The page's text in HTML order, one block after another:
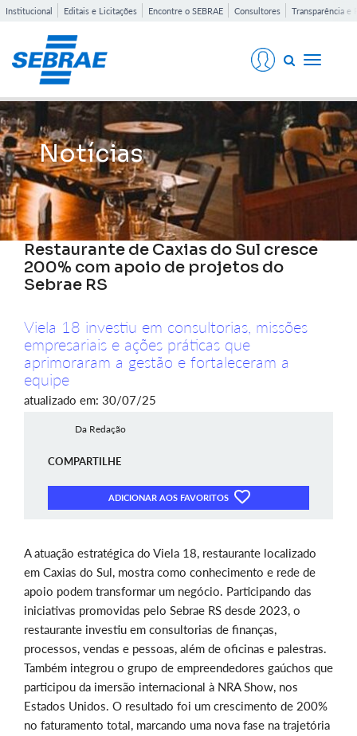
Institucional Editais e Licitações Encontre o SEBRAE Consultores Transparência e
Toggle
Notícias
Restaurante de Caxias do Sul cresce
200% com apoio de projetos do
Sebrae RS
Viela 18 investiu em consultorias, missões
empresariais e ações práticas que
aprimoraram a gestão e fortaleceram a
equipe
atualizado em: 30/07/25
Da Redação
COMPARTILHE
ADICIONAR AOS FAVORITOS
A atuação estratégica do Viela 18, restaurante localizado
em Caxias do Sul, mostra como conhecimento e rede de
apoio podem transformar um negócio. Participando das
iniciativas promovidas pelo Sebrae RS desde 2023, o
restaurante investiu em consultorias de finanças,
processos, vendas e pessoas, além de oficinas e palestras.
Também integrou o grupo de empreendedores gaúchos que
participou da imersão internacional à NRA Show, nos
Estados Unidos. O resultado foi um crescimento de 200%
no faturamento total, marcando uma nova fase na trajetória